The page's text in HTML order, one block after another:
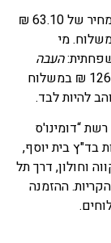
נמכרת בגודל משפחתי במחיר של 63.10 ₪
אונליין), או 78.90 ₪ במשלוח. מי
העבה
לצד פיצה משפחתית קלאסית, ב־126 ₪ במשלוח
“דומינו'ס
בד"ץ בית יוסף,
וחולון, דרך תל
ההזמנה